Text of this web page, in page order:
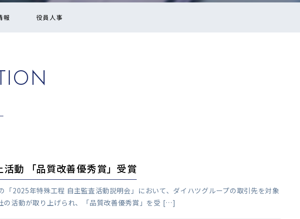
報 役員人事
動 「品質改善優秀賞」受賞
2025年特殊工程 自主監査活動説明会」において、ダイハツグループの取引先を対象
の活動が取り上げられ、「品質改善優秀賞」を受 […]